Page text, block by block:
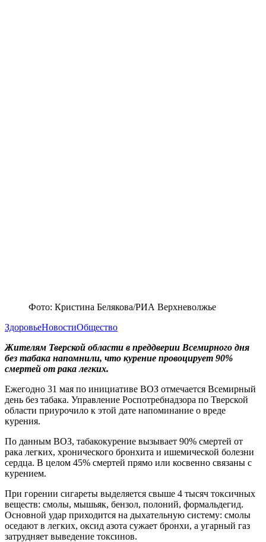
Фото: Кристина Белякова/РИА Верхневолжье
ЗдоровьеНовостиОбщество
Жителям Тверской области в преддверии Всемирного дня
без табака напомнили, что курение провоцирует 90%
смертей от рака легких.
Ежегодно 31 мая по инициативе ВОЗ отмечается Всемирный
день без табака. Управление Роспотребнадзора по Тверской
области приурочило к этой дате напоминание о вреде
курения.
По данным ВОЗ, табакокурение вызывает 90% смертей от
рака легких, хронического бронхита и ишемической болезни
сердца. В целом 45% смертей прямо или косвенно связаны с
курением.
При горении сигареты выделяется свыше 4 тысяч токсичных
веществ: смолы, мышьяк, бензол, полоний, формальдегид.
Основной удар приходится на дыхательную систему: смолы
оседают в легких, оксид азота сужает бронхи, а угарный газ
затрудняет выведение токсинов.